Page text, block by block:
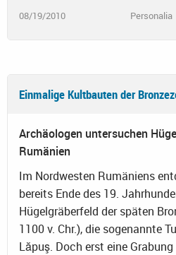
08/19/2010 Personalia
Einmalige Kultbauten der
Archäologen untersuchen
Rumänien
Im Nordwesten Rumäniens
bereits Ende des 19.
Hügelgräberfeld der späten
1100 v. Chr.), die sogenannte
Lăpuş. Doch erst eine